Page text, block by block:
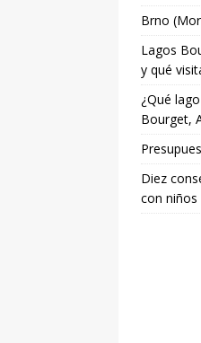
Brno
Lagos
y qué
¿Qué
Bourget,
Diez
con niños